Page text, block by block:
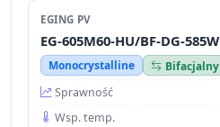
EGING PV
EG-605M60-HU/BF-DG-585W
Monocrystalline
Bifacjalny
Sprawność
Wsp. temp.